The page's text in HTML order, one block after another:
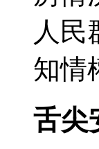
人民
知情
舌尖